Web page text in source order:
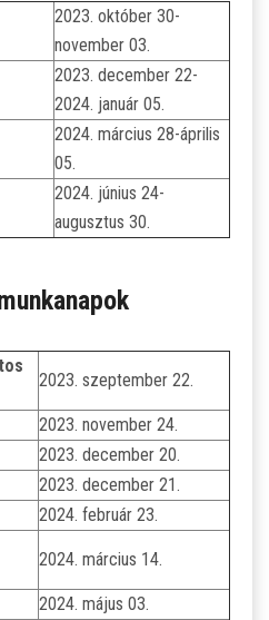
2023. október 30-
november 03.
2023. december 22-
2024. január 05.
2024. március 28-április
05.
2024. június 24-
augusztus 30.
2023. szeptember 22.
2023. november 24.
2023. december 20.
2023. december 21.
2024. február 23.
2024. március 14.
2024. május 03.